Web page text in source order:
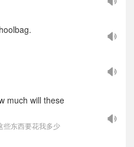
much will these
些东西要花我多少